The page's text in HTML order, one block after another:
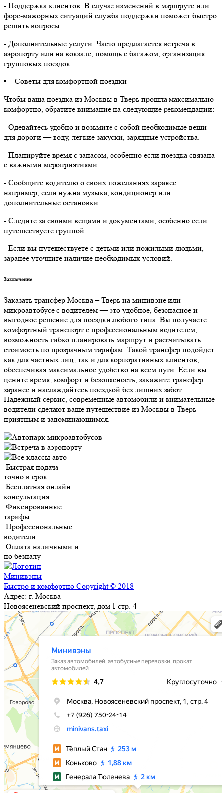
- Поддержка клиентов. В случае изменений в маршруте или
форс-мажорных ситуаций служба поддержки поможет быстро
решить вопросы.
- Дополнительные услуги. Часто предлагается встреча в
аэропорту или на вокзале, помощь с багажом, организация
групповых поездок.
Советы для комфортной поездки
Чтобы ваша поездка из Москвы в Тверь прошла максимально
комфортно, обратите внимание на следующие рекомендации:
- Одевайтесь удобно и возьмите с собой необходимые вещи
для дороги — воду, легкие закуски, зарядные устройства.
- Планируйте время с запасом, особенно если поездка связана
с важными мероприятиями.
- Сообщите водителю о своих пожеланиях заранее —
например, если нужна музыка, кондиционер или
дополнительные остановки.
- Следите за своими вещами и документами, особенно если
путешествуете группой.
- Если вы путешествуете с детьми или пожилыми людьми,
заранее уточните наличие необходимых условий.
Заключение
Заказать трансфер Москва – Тверь на минивэне или
микроавтобусе с водителем — это удобное, безопасное и
выгодное решение для поездки любого типа. Вы получаете
комфортный транспорт с профессиональным водителем,
возможность гибко планировать маршрут и рассчитывать
стоимость по прозрачным тарифам. Такой трансфер подойдет
как для частных лиц, так и для корпоративных клиентов,
обеспечивая максимальное удобство на всем пути. Если вы
цените время, комфорт и безопасность, закажите трансфер
заранее и наслаждайтесь поездкой без лишних забот.
Надежный сервис, современные автомобили и внимательные
водители сделают ваше путешествие из Москвы в Тверь
приятным и запоминающимся.
Быстрая подача
точно в срок
Бесплатная онлайн
консультация
Фиксированные
тарифы
Профессиональные
водители
Оплата наличными и
по безналу
Минивэны
Быстро и комфортно Copyright © 2018
Адрес: г. Москва
Новоясеневский проспект, дом 1 стр. 4